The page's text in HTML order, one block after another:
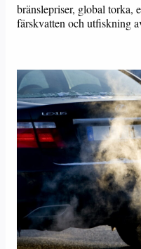
bränslepriser, global torka,
färskvatten och utfiskning